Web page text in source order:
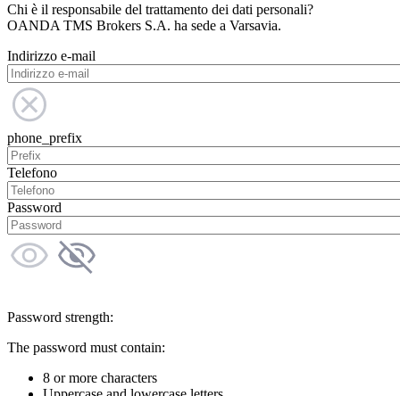
Chi è il responsabile del trattamento dei dati personali?
OANDA TMS Brokers S.A. ha sede a Varsavia.
Indirizzo e-mail
phone_prefix
Telefono
Password
Password strength:
The password must contain:
8 or more characters